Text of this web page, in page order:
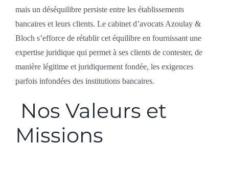
mais un déséquilibre persiste entre les établissements
bancaires et leurs clients. Le cabinet d’avocats Azoulay &
Bloch s’efforce de rétablir cet équilibre en fournissant une
expertise juridique qui permet à ses clients de contester, de
manière légitime et juridiquement fondée, les exigences
parfois infondées des institutions bancaires.
Nos Valeurs et
Missions